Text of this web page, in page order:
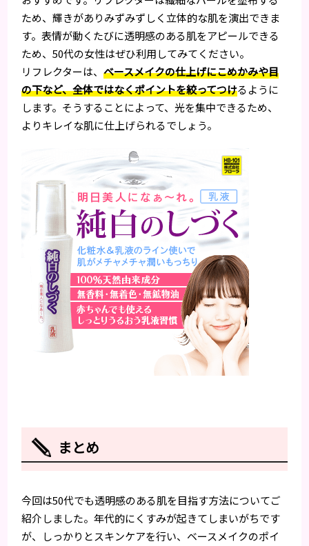
ため、輝きがありみずみずしく立体的な肌を演出できま
す。表情が動くたびに透明感のある肌をアピールできる
ため、50代の女性はぜひ利用してみてください。
リフレクターは、ベースメイクの仕上げにこめかみや目
の下など、全体ではなくポイントを絞ってつけるように
します。そうすることによって、光を集中できるため、
よりキレイな肌に仕上げられるでしょう。
まとめ
今回は50代でも透明感のある肌を目指す方法についてご
紹介しました。年代的にくすみが起きてしまいがちです
が、しっかりとスキンケアを行い、ベースメイクのポイ